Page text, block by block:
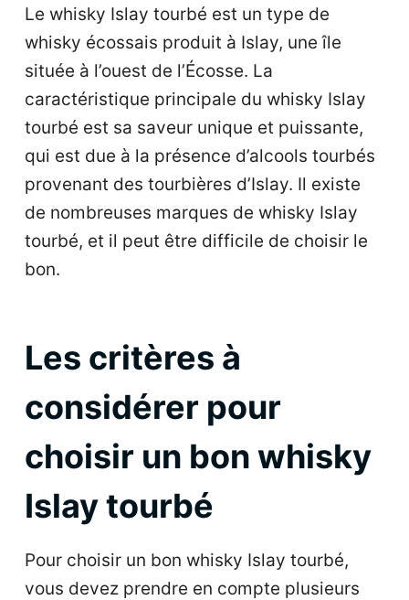
Le whisky Islay tourbé est un type de
whisky écossais produit à Islay, une île
située à l’ouest de l’Écosse. La
caractéristique principale du whisky Islay
tourbé est sa saveur unique et puissante,
qui est due à la présence d’alcools tourbés
provenant des tourbières d’Islay. Il existe
de nombreuses marques de whisky Islay
tourbé, et il peut être difficile de choisir le
bon.
Les critères à
considérer pour
choisir un bon whisky
Islay tourbé
Pour choisir un bon whisky Islay tourbé,
vous devez prendre en compte plusieurs